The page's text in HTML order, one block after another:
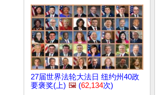
27届世界法轮大法日 纽约州40政
要褒奖(上) 🖼️ (62,134次)